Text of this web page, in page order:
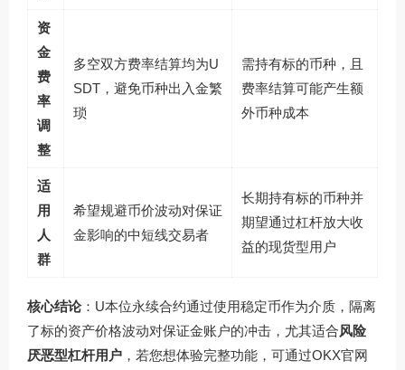
资
金
费
率
调
整
多空双方费率结算均为U
SDT，避免币种出入金繁
琐
需持有标的币种，且
费率结算可能产生额
外币种成本
适
用
人
群
希望规避币价波动对保证
金影响的中短线交易者
长期持有标的币种并
期望通过杠杆放大收
益的现货型用户
核心结论：U本位永续合约通过使用稳定币作为介质，隔离
了标的资产价格波动对保证金账户的冲击，尤其适合风险
厌恶型杠杆用户 ，若您想体验完整功能，可通过OKX官网